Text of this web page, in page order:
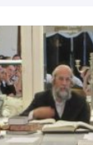
באישור
לקראת ועידת